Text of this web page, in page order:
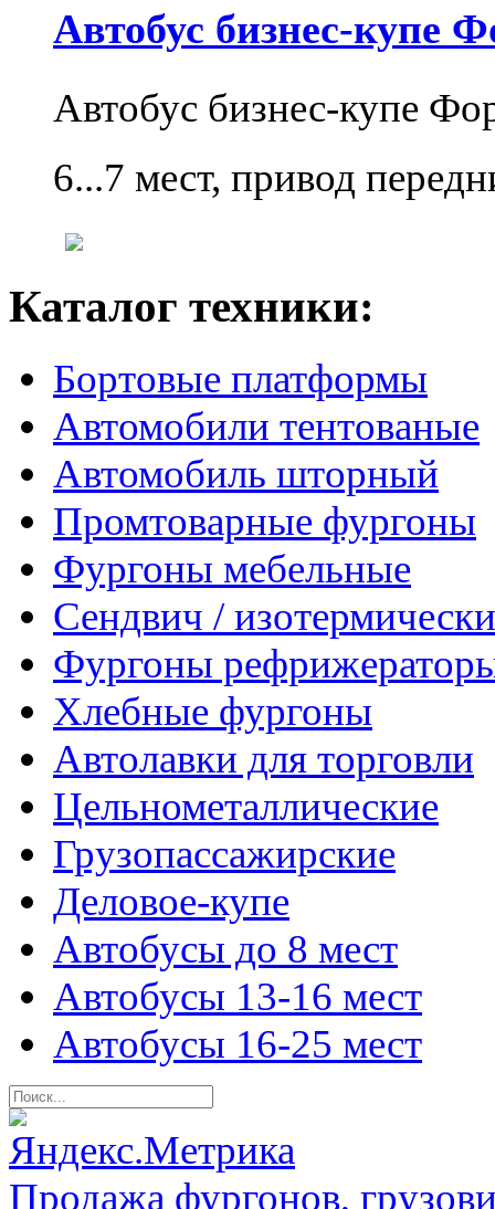
Автобус бизнес-купе
Автобус бизнес-купе
6...7 мест, привод
Каталог техники:
Бортовые платформы
Автомобили тентованые
Автомобиль шторный
Промтоварные фургоны
Фургоны мебельные
Сендвич /
Фургоны
Хлебные фургоны
Автолавки для торговли
Цельнометаллические
Грузопассажирские
Деловое-купе
Автобусы до 8 мест
Автобусы 13-16 мест
Автобусы 16-25 мест
Продажа фургонов,